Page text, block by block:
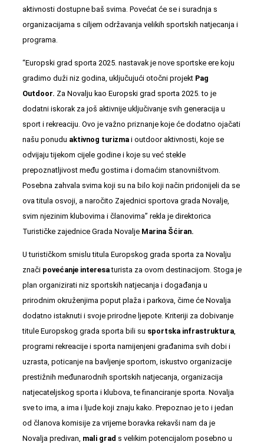
aktivnosti dostupne baš svima. Povećat će se i suradnja s
organizacijama s ciljem održavanja velikih sportskih natjecanja i
programa.
“Europski grad sporta 2025. nastavak je nove sportske ere koju
gradimo duži niz godina, uključujući otočni projekt Pag
Outdoor. Za Novalju kao Europski grad sporta 2025. to je
dodatni iskorak za još aktivnije uključivanje svih generacija u
sport i rekreaciju. Ovo je važno priznanje koje će dodatno ojačati
našu ponudu aktivnog turizma i outdoor aktivnosti, koje se
odvijaju tijekom cijele godine i koje su već stekle
prepoznatljivost među gostima i domaćim stanovništvom.
Posebna zahvala svima koji su na bilo koji način pridonijeli da se
ova titula osvoji, a naročito Zajednici sportova grada Novalje,
svim njezinim klubovima i članovima” rekla je direktorica
Turističke zajednice Grada Novalje Marina Šćiran.
U turističkom smislu titula Europskog grada sporta za Novalju
znači povećanje interesaturista za ovom destinacijom. Stoga je
plan organizirati niz sportskih natjecanja i događanja u
prirodnim okruženjima poput plaža i parkova, čime će Novalja
dodatno istaknuti i svoje prirodne ljepote. Kriteriji za dobivanje
titule Europskog grada sporta bili su sportska infrastruktura
programi rekreacije i sporta namijenjeni građanima svih dobi i
uzrasta, poticanje na bavljenje sportom, iskustvo organizacije
prestižnih međunarodnih sportskih natjecanja, organizacija
natjecateljskog sporta i klubova, te financiranje sporta. Novalja
sve to ima, a ima i ljude koji znaju kako. Prepoznao je to i jedan
od članova komisije za vrijeme boravka rekavši nam da je
Novalja predivan, mali grad s velikim potencijalom posebno u